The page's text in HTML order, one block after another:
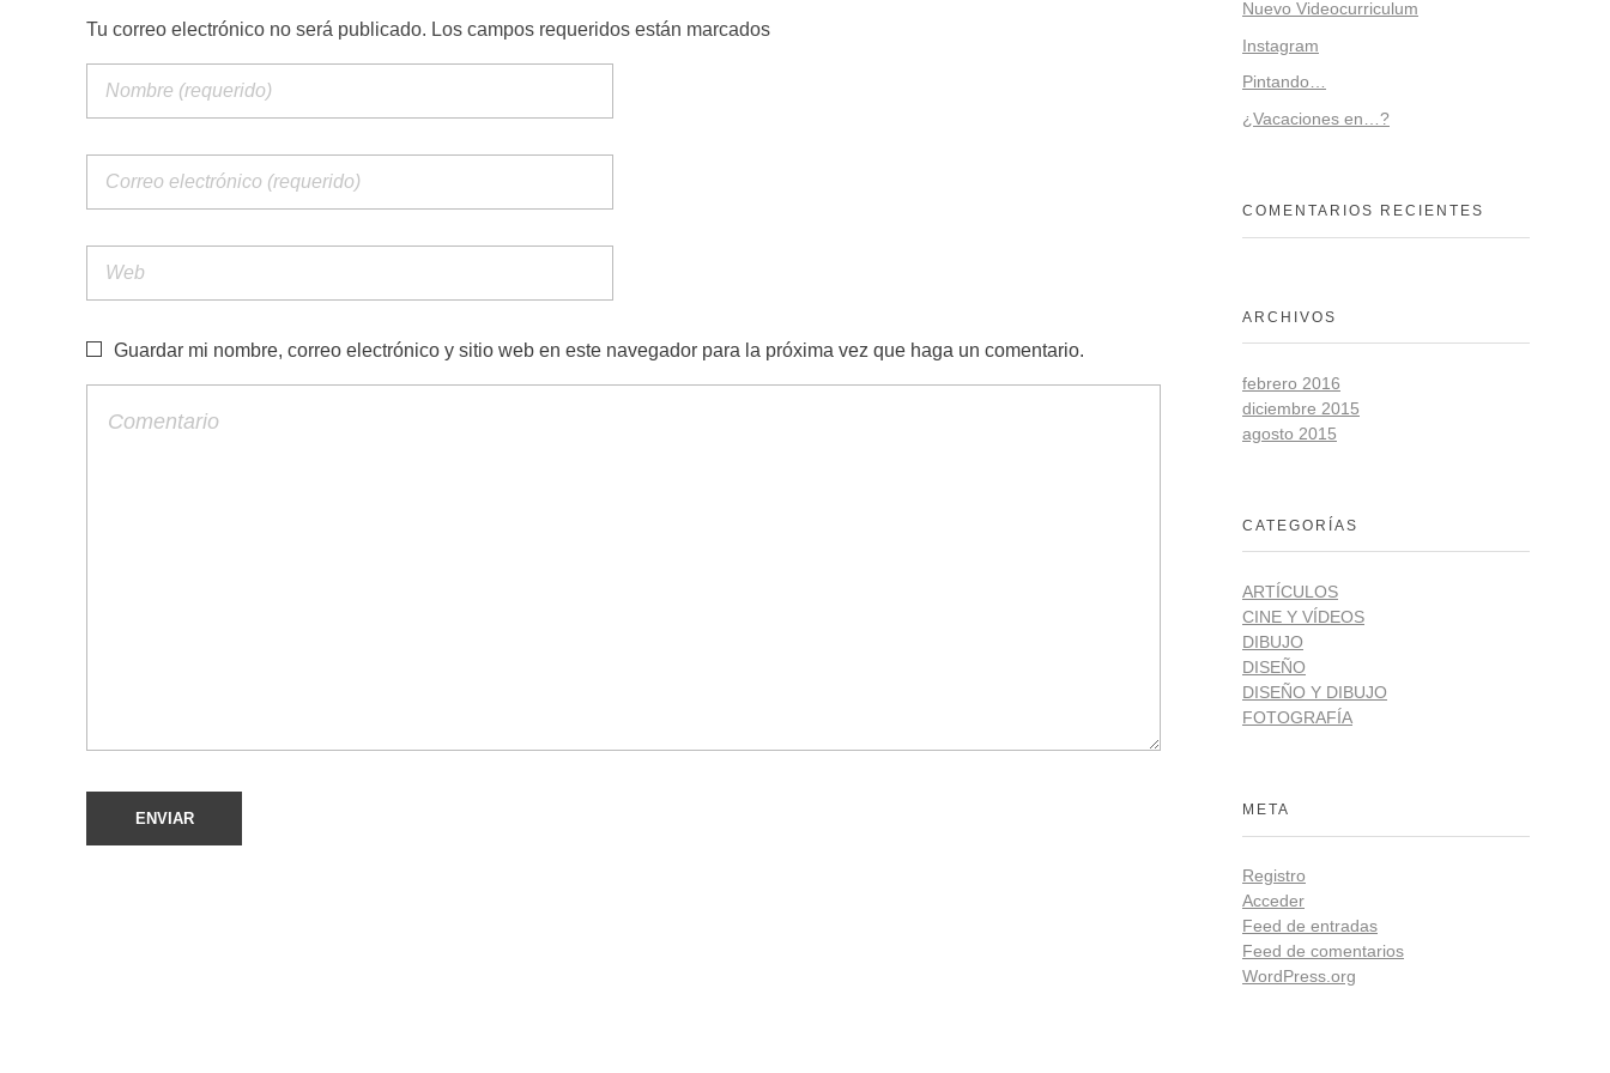
Tu correo electrónico no será publicado. Los campos requeridos están marcados
Guardar mi nombre, correo electrónico y sitio web en este navegador para la próxima vez que haga un comentario.
Nuevo Videocurriculum
Instagram
Pintando…
¿Vacaciones en…?
COMENTARIOS RECIENTES
ARCHIVOS
febrero 2016
diciembre 2015
agosto 2015
CATEGORÍAS
ARTÍCULOS
CINE Y VÍDEOS
DIBUJO
DISEÑO
DISEÑO Y DIBUJO
FOTOGRAFÍA
META
Registro
Acceder
Feed de entradas
Feed de comentarios
WordPress.org